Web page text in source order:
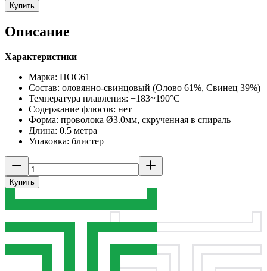
Купить
Описание
Характеристики
Марка: ПОС61
Состав: оловянно-свинцовый (Олово 61%, Свинец 39%)
Температура плавления: +183~190°C
Содержание флюсов: нет
Форма: проволока Ø3.0мм, скрученная в спираль
Длина: 0.5 метра
Упаковка: блистер
Купить